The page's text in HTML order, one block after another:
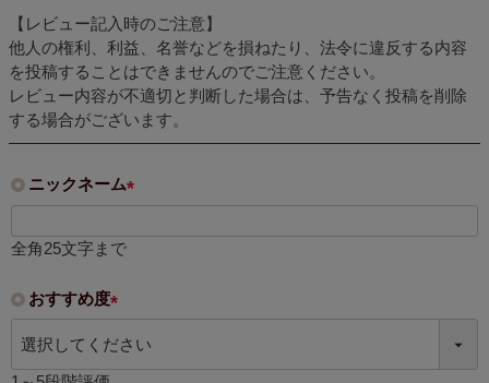
【レビュー記入時のご注意】
他人の権利、利益、名誉などを損ねたり、法令に違反する内容
を投稿することはできませんのでご注意ください。
レビュー内容が不適切と判断した場合は、予告なく投稿を削除
する場合がございます。
ニックネーム
必
全角25文字まで
おすすめ度
必